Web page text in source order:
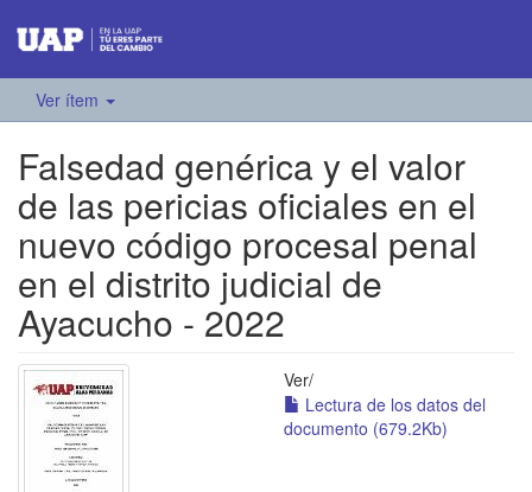
Ver ítem
Falsedad genérica y el valor
de las pericias oficiales en el
nuevo código procesal penal
en el distrito judicial de
Ayacucho - 2022
Ver/
Lectura de los datos del
documento (679.2Kb)